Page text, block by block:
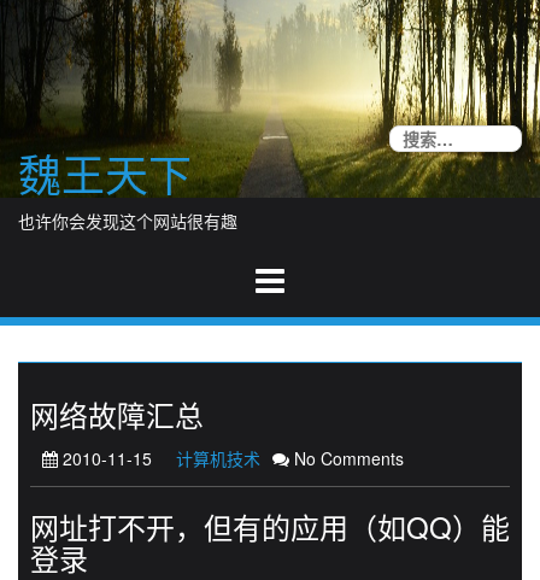
content
魏王天下
也许你会发现这个网站很有趣
搜
网络故障汇总
2010-11-15 计算机技术 No Comments
网址打不开，但有的应用（如QQ）能
登录